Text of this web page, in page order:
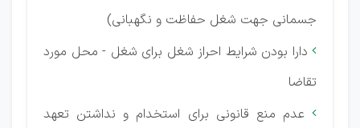
جسمانی جهت شغل حفاظت و نگهبانی)
 دارا بودن شرایط احراز شغل برای شغل - محل مورد
تقاضا
 عدم منع قانونی برای استخدام و نداشتن تعهد